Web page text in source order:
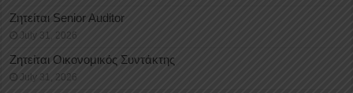
Ζητείται Senior Auditor
July 31, 2026
Ζητείται Οικονομικός Συντάκτης
July 31, 2026